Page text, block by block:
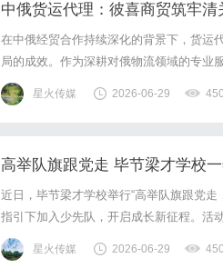
中俄货运代理：彼喜商贸筑牢清
在中俄经贸合作持续深化的背景下，货运
局的成效。作为深耕对俄物流领域的专业
重点筑牢清关防线，以专业运营、合规管
贸易中的物流与清关难题，彰显专业实力
星火传媒 2026-06-29 450
高举队旗跟党走 毕节梁才学校
近日，毕节梁才学校举行“高举队旗跟党
指引下加入少先队，开启成长新征程。活
仪式前，学校以“童心向党，争当好队员”
式，掌握队名、队旗、红领巾佩戴等核心
星火传媒 2026-06-29 450